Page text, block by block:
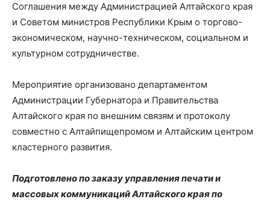
Соглашения между Администрацией Алтайского края
и Советом министров Республики Крым о торгово-
экономическом, научно-техническом, социальном и
культурном сотрудничестве.
Мероприятие организовано департаментом
Администрации Губернатора и Правительства
Алтайского края по внешним связям и протоколу
совместно с Алтайпищепромом и Алтайским центром
кластерного развития.
Подготовлено по заказу управления печати и
массовых коммуникаций Алтайского края по